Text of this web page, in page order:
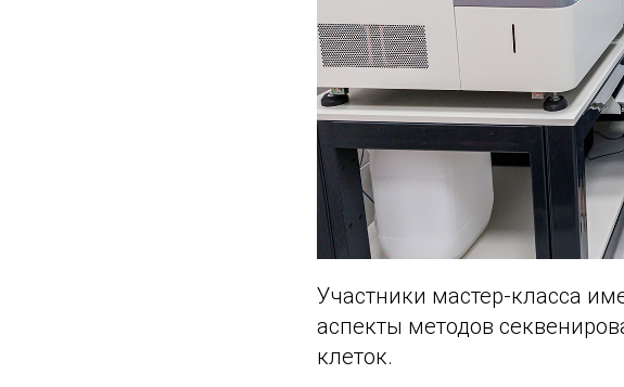
Участники мастер-класса
аспекты методов
клеток.